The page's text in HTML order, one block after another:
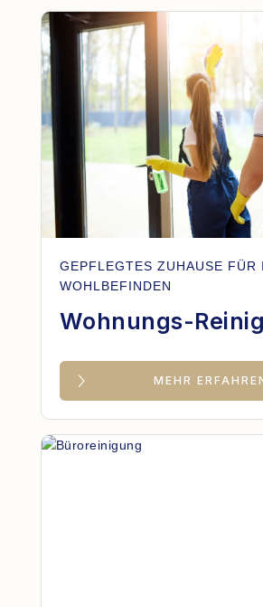
GEPFLEGTES ZUHAUSE FÜR
WOHLBEFINDEN
Wohnungs-
MEHR